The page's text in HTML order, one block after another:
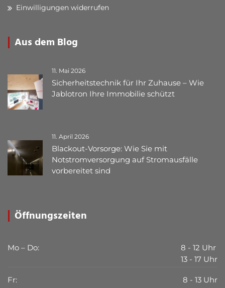
Einwilligungen widerrufen
Aus dem Blog
11. Mai 2026
Sicherheitstechnik für Ihr Zuhause – Wie
Jablotron Ihre Immobilie schützt
11. April 2026
Blackout-Vorsorge: Wie Sie mit
Notstromversorgung auf Stromausfälle
vorbereitet sind
Öffnungszeiten
Mo – Do:
8 - 12 Uhr
13 - 17 Uhr
Fr: 8 - 13 Uhr